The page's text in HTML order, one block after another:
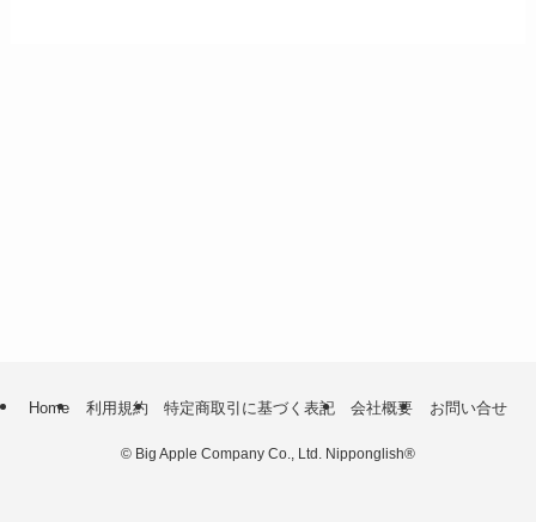
Home 利用規約 特定商取引に基づく表記 会社概要 お問い合せ
© Big Apple Company Co., Ltd. Nipponglish®